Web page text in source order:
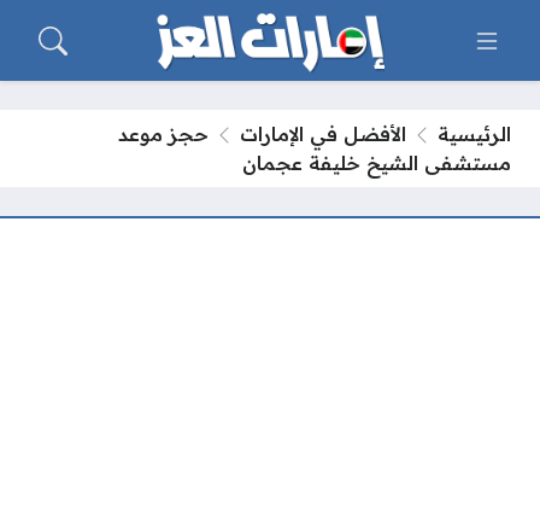
الرئيسية الأفضل في الإمارات
حجز موعد
مستشفى الشيخ خليفة عجمان